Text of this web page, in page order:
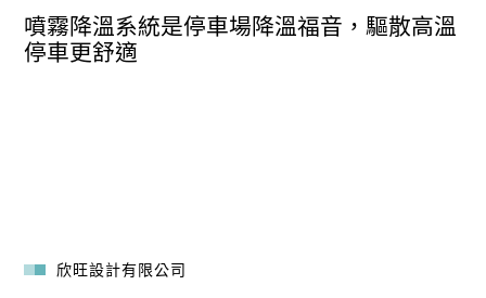
噴霧降溫系統是停車場降溫福音，驅散高溫
停車更舒適
欣旺設計有限公司